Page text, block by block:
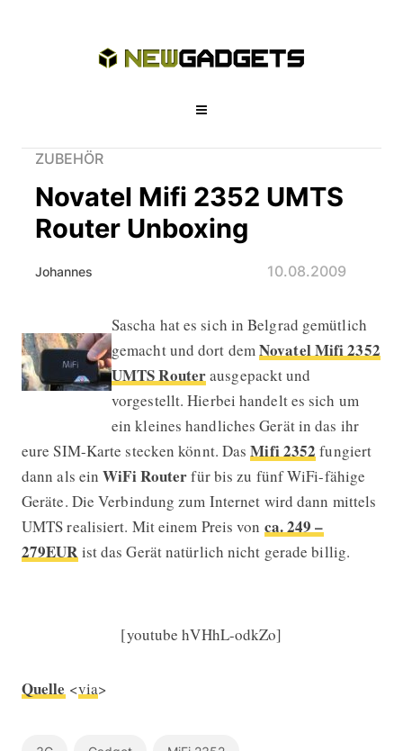
ZUBEHÖR
Novatel Mifi 2352 UMTS
Router Unboxing
Johannes 10.08.2009
Novatel Mifi 2352 UMTS Router
Sascha hat es sich in Belgrad gemütlich
gemacht und dort demNovatel Mifi 2352
UMTS Routerausgepackt und
vorgestellt. Hierbei handelt es sich um
ein kleines handliches Gerät in das ihr
eure SIM-Karte stecken könnt. DasMifi 2352 fungiert
dann als einWiFi Routerfür bis zu fünf WiFi-fähige
Geräte. Die Verbindung zum Internet wird dann mittels
UMTS realisiert. Mit einem Preis von ca. 249 –
279EUR ist das Gerät natürlich nicht gerade billig.
[youtube hVHhL-odkZo]
Quelle <via>